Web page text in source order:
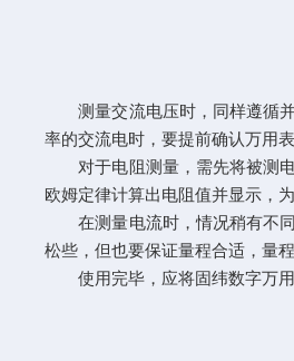
测量交流电压时，同样遵循并
率的交流电时，要提前确认万用表
对于电阻测量，需先将被测电
欧姆定律计算出电阻值并显示，
在测量电流时，情况稍有不同
松些，但也要保证量程合适，量
使用完毕，应将固纬数字万用